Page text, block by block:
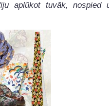
aplūkot tuvāk, nospied